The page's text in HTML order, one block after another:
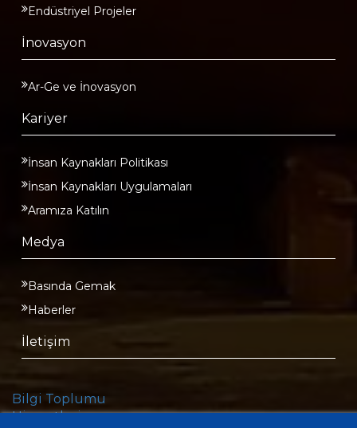
Endüstriyel Projeler
İnovasyon
Ar-Ge ve İnovasyon
Kariyer
İnsan Kaynakları Politikası
İnsan Kaynakları Uygulamaları
Aramıza Katılın
Medya
Basında Gemak
Haberler
İletişim
Bilgi Toplumu
Hizmetleri